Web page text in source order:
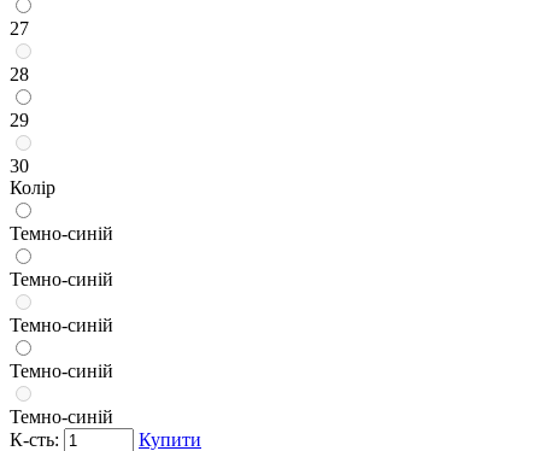
27
28
29
30
Колір
Темно-синій
Темно-синій
Темно-синій
Темно-синій
Темно-синій
К-сть:
Купити